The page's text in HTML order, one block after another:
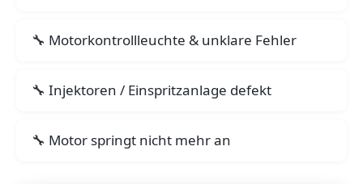
Motorkontrollleuchte & unklare Fehler
Injektoren / Einspritzanlage defekt
Motor springt nicht mehr an